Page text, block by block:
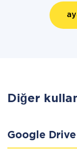
Diğer
Google Drive